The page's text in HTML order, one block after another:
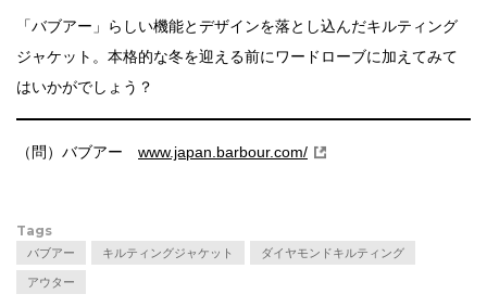
「バブアー」らしい機能とデザインを落とし込んだキルティング
ジャケット。本格的な冬を迎える前にワードローブに加えてみて
はいかがでしょう？
（問）バブアー www.japan.barbour.com/
Tags
バブアー キルティングジャケット ダイヤモンドキルティング
アウター